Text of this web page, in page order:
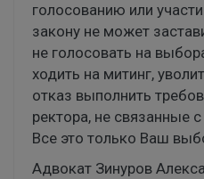
голосованию или
закону не может
не голосовать на
ходить на митинг,
отказ выполнить
ректора, не связанные
Все это только Ваш
Адвокат Зинуров